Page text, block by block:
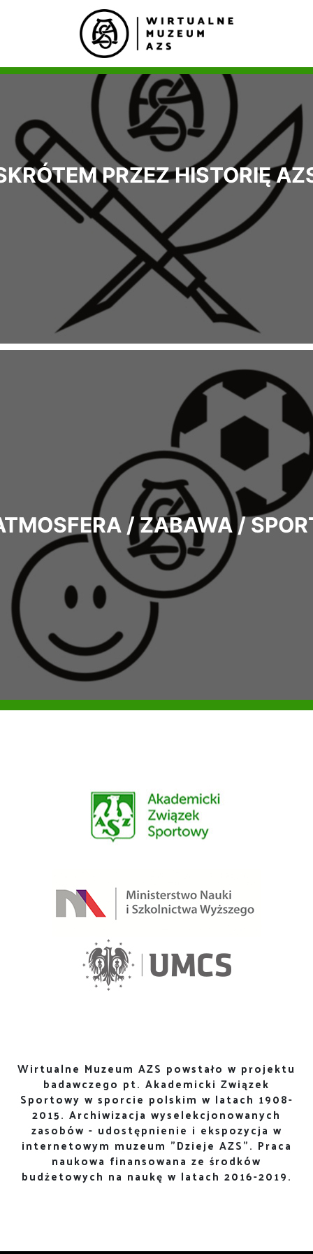
PRZEZ HISTORIĘ
/ ZABAWA /
Wirtualne Muzeum AZS powstało w projektu
badawczego pt. Akademicki Związek
Sportowy w sporcie polskim w latach 1908-
2015. Archiwizacja wyselekcjonowanych
zasobów - udostępnienie i ekspozycja w
internetowym muzeum "Dzieje AZS". Praca
naukowa finansowana ze środków
budżetowych na naukę w latach 2016-2019.